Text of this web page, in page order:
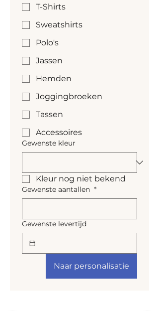
Kangoeroezak aan de
voorkant
T-Shirts
Sweatshirts
Polo's
Jassen
Hemden
Joggingbroeken
Tassen
Accessoires
Gewenste kleur
Kleur nog niet bekend
Gewenste aantallen *
Gewenste levertijd
Naar personalisatie